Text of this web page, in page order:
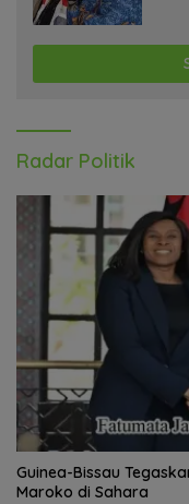
Radar Politik
Guinea-Bissau
Maroko di Sahara